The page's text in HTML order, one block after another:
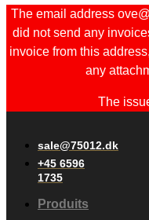
The email address
did not send any
invoice from this
any
The
sale@75012.dk
+45 6596
1735
Produits